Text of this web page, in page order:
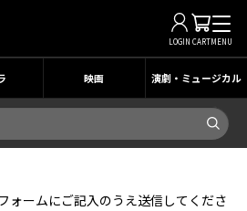
LOGIN CARTMENU
映画 演劇・ミュージカル
ォームにご記入のうえ送信してくださ